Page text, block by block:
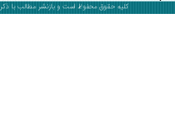
کلیه حقوق محفوظ است و بازنشر مطالب با ذکرکتاب نیوز